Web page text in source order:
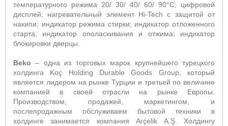
температурного режима 20/ 30/ 40/ 60/ 90°С; цифровой
дисплей; нагревательный элемент Hi-Tech с защитой от
накипи; индикатор режима стирки; индикатор отложенного
старта; индикатор ополаскивания и отжима; индикатор
блокировки дверцы.
Beko – одна из торговых марок крупнейшего турецкого
холдинга Koç Holding Durable Goods Group, который
является лидером на рынке Турции и третьей по величине
компанией в своей отрасли на рынке Европы.
Производством, продажей, маркетингом, и
послепродажным обслуживаем бытовой техники в
холдинге занимается компания Arçelik A.Ş. Холдингу